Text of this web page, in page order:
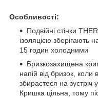
Особливості:
Подвійні стінки
ізоляцією зберігають
15 годин холодними
Бризкозахищена
напій від бризок,
збираєтеся на зустріч
Кришка цільна, тому